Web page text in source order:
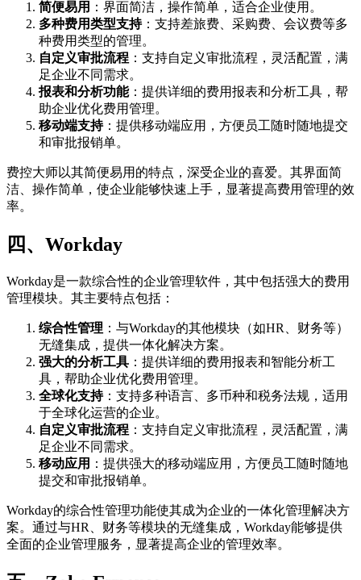
简便易用 ：界面简洁，操作简单，适合企业使用。
多种费用类型支持：支持差旅费、采购费、会议费等多
种费用类型的管理。
自定义审批流程 ：支持自定义审批流程，灵活配置，满
足企业不同需求。
报表和分析功能：提供详细的费用报表和分析工具，帮
助企业优化费用管理。
移动端支持：提供移动端应用，方便员工随时随地提交
和审批报销单。
费控大师以其简便易用的特点，深受企业的喜爱。其界面简
洁、操作简单，使企业能够快速上手，显著提高费用管理的效
率。
四、 Workday
Workday是一款综合性的企业管理软件，其中包括强大的费用
管理模块。其主要特点包括：
综合性管理 ：与Workday的其他模块（如HR、财务等）
无缝集成，提供一体化解决方案。
强大的分析工具 ：提供详细的费用报表和智能分析工
具，帮助企业优化费用管理。
全球化支持：支持多种语言、多币种和税务法规，适用
于全球化运营的企业。
自定义审批流程 ：支持自定义审批流程，灵活配置，满
足企业不同需求。
移动应用 ：提供强大的移动端应用，方便员工随时随地
提交和审批报销单。
Workday的综合性管理功能使其成为企业的一体化管理解决方
案。通过与HR、财务等模块的无缝集成，Workday能够提供
全面的企业管理服务，显著提高企业的管理效率。